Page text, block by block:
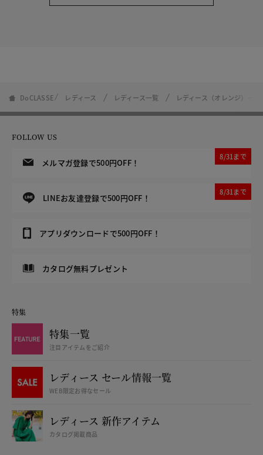
DoCLASSE レディース レディース一覧 レディース（オレンジ）一覧
FOLLOW US
メルマガ登録で500円OFF！
8/31まで
LINEお友達登録で500円OFF！
8/31まで
アプリダウンロードで500円OFF！
カタログ無料プレゼント
特集
特集一覧
注目アイテムをご紹介
レディース セール情報一覧
WEB限定お得なセール
レディース 新作アイテム
カタログ掲載商品